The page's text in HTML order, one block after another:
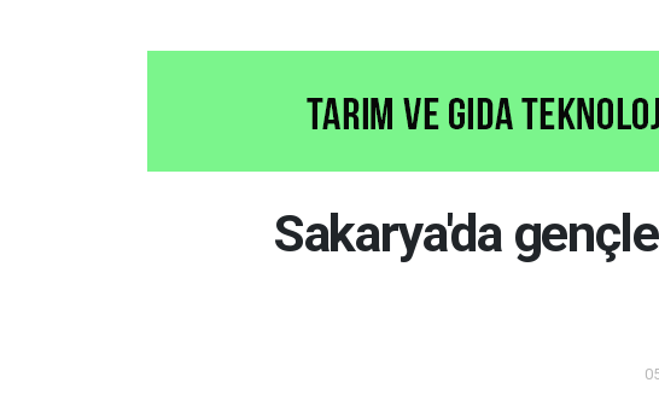
Sakarya'da